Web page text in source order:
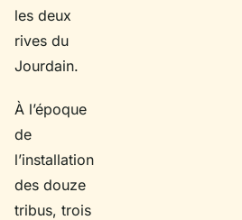
les deux
rives du
Jourdain.
À l’époque
de
l’installation
des douze
tribus, trois